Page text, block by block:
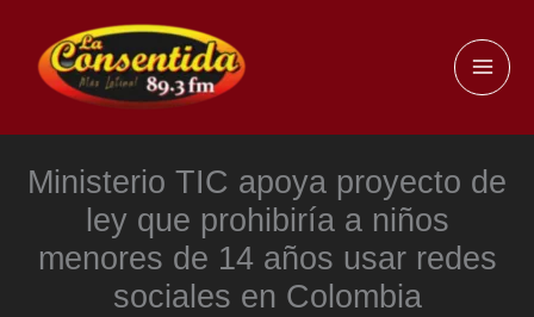
contenido
Ministerio TIC apoya proyecto de
ley que prohibiría a niños
menores de 14 años usar redes
sociales en Colombia